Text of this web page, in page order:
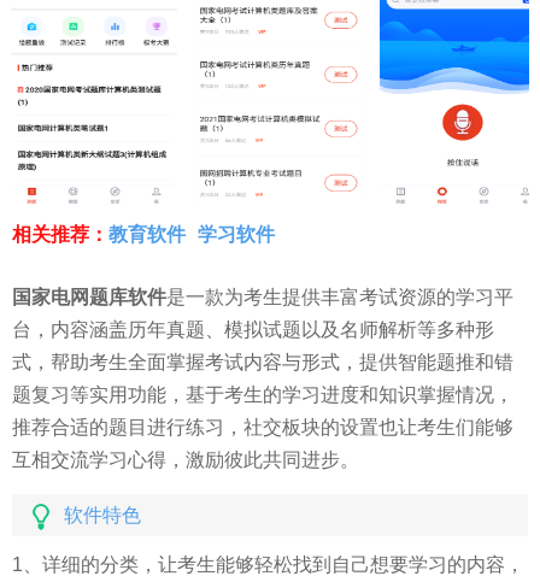
相关推荐： 教育软件 学习软件
国家电网题库软件是一款为考生提供丰富考试资源的学习平
台，内容涵盖历年真题、模拟试题以及名师解析等多种形
式，帮助考生全面掌握考试内容与形式，提供智能题推和错
题复习等实用功能，基于考生的学习进度和知识掌握情况，
推荐合适的题目进行练习，社交板块的设置也让考生们能够
互相交流学习心得，激励彼此共同进步。
软件特色
1、详细的分类，让考生能够轻松找到自己想要学习的内容，